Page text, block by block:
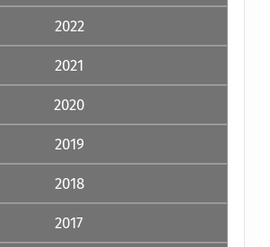
2022
2021
2020
2019
2018
2017